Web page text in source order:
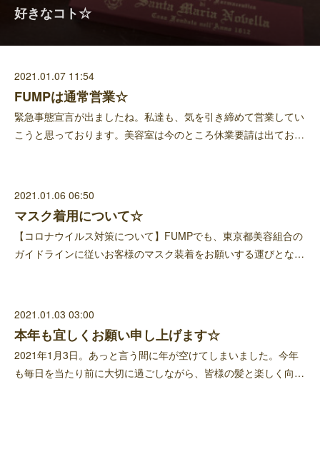
好きなコト☆
2021.01.07 11:54
FUMPは通常営業☆
緊急事態宣言が出ましたね。私達も、気を引き締めて営業してい
こうと思っております。美容室は今のところ休業要請は出てお…
2021.01.06 06:50
マスク着用について☆
【コロナウイルス対策について】FUMPでも、東京都美容組合の
ガイドラインに従いお客様のマスク装着をお願いする運びとな…
2021.01.03 03:00
本年も宜しくお願い申し上げます☆
2021年1月3日。あっと言う間に年が空けてしまいました。今年
も毎日を当たり前に大切に過ごしながら、皆様の髪と楽しく向…